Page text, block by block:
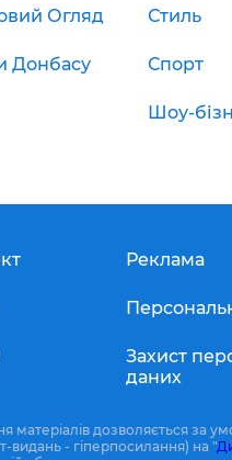
Огляд Стиль
Донбасу Спорт
Шоу-
Реклама
Захист
даних
матеріалів дозволяється за
видань - гіперпосилання) на "